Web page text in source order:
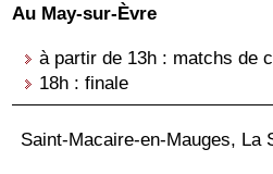
Au May-sur-Èvre
à partir de 13h : matchs de
18h : finale
Saint-Macaire-en-Mauges, La